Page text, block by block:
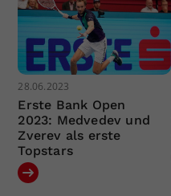
28.06.2023
Erste Bank Open
2023: Medvedev und
Zverev als erste
Topstars